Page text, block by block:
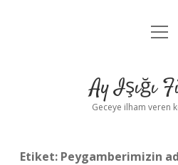
Anasayfa
Yasal
Ay Işığı
Geceye ilham veren
Etiket: Peygamberimizin